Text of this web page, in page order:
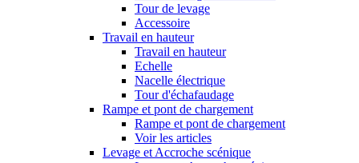
Tour de levage
Accessoire
Travail en hauteur
Travail en hauteur
Echelle
Nacelle électrique
Tour d'échafaudage
Rampe et pont de chargement
Rampe et pont de chargement
Voir les articles
Levage et Accroche scénique